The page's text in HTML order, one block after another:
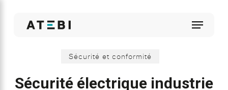
Menu
Sécurité et conformité
Sécurité électrique industrie